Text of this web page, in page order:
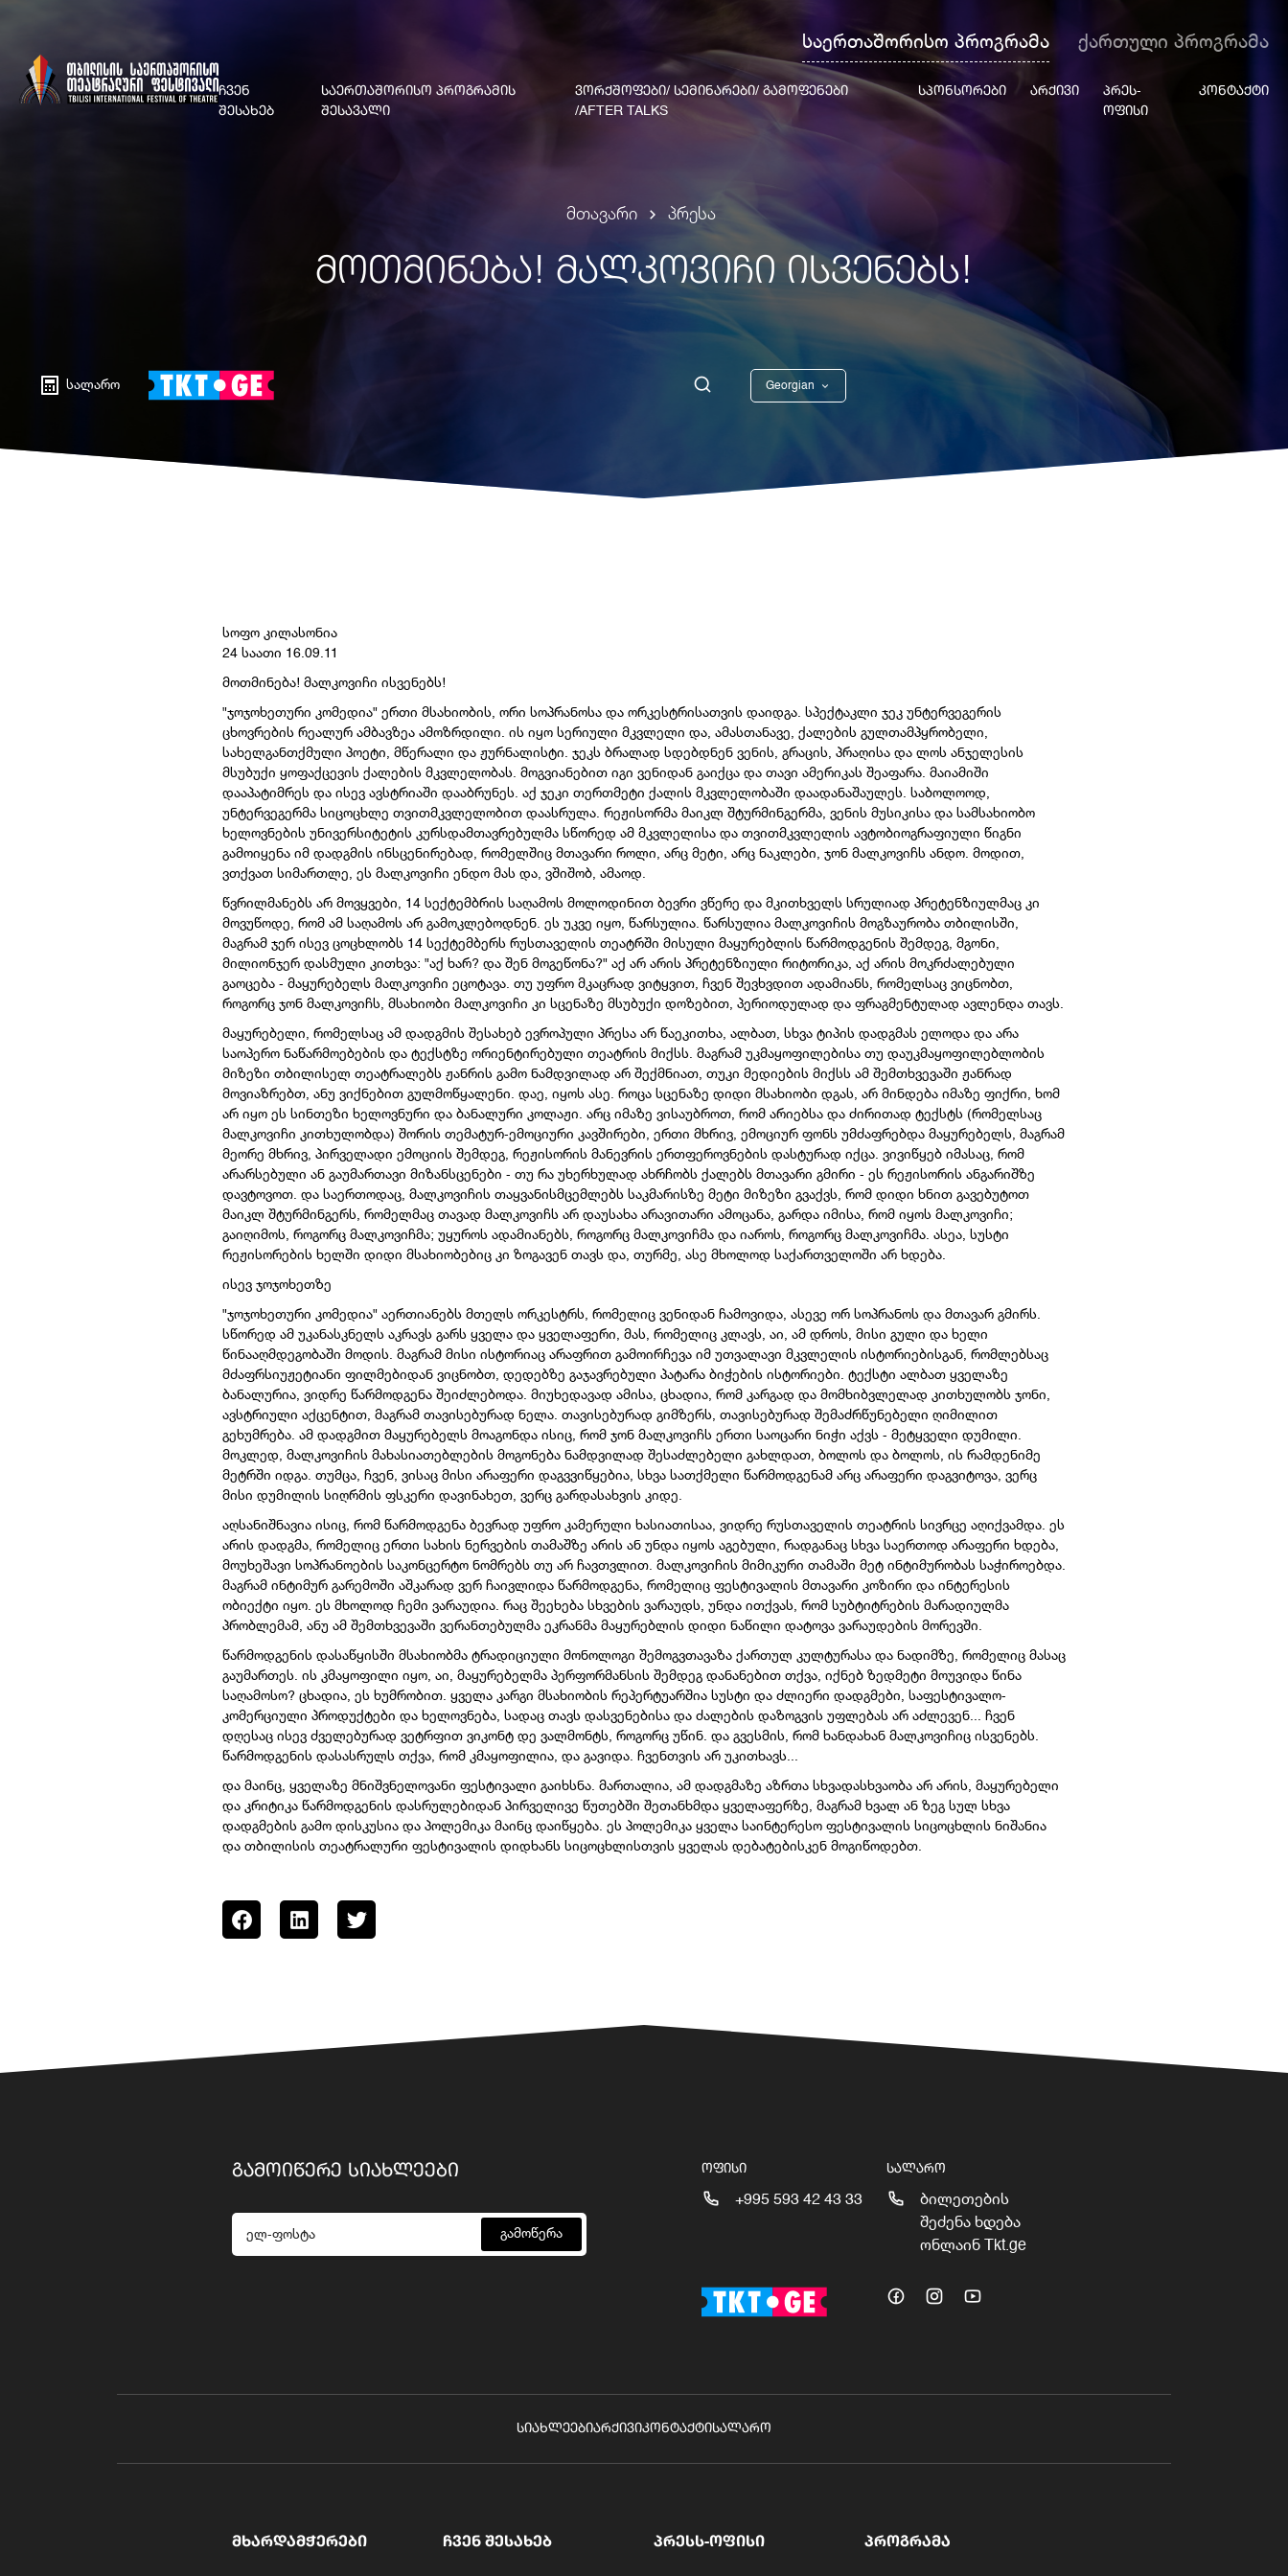
საერთაშორისო პროგრამა ქართული პროგრამა
ᲩᲕᲔᲜ
ᲨᲔᲡᲐᲮᲔᲑ
ᲡᲐᲔᲠᲗᲐᲨᲝᲠᲘᲡᲝ ᲞᲠᲝᲒᲠᲐᲛᲘᲡ
ᲨᲔᲡᲐᲕᲐᲚᲘ
ᲕᲝᲠᲥᲨᲝᲤᲔᲑᲘ/ ᲡᲔᲛᲘᲜᲐᲠᲔᲑᲘ/ ᲒᲐᲛᲝᲤᲔᲜᲔᲑᲘ
/AFTER TALKS
ᲡᲞᲝᲜᲡᲝᲠᲔᲑᲘ ᲐᲠᲥᲘᲕᲘ
ᲞᲠᲔᲡ-
ᲝᲤᲘᲡᲘ
ᲙᲝᲜᲢᲐᲥᲢᲘ
მთავარი პრესა
ᲛᲝᲗᲛᲘᲜᲔᲑᲐ! ᲛᲐᲚᲙᲝᲕᲘᲩᲘ ᲘᲡᲕᲔᲜᲔᲑᲡ!
სალარო Georgian
სოფო კილასონია
24 საათი 16.09.11
მოთმინება! მალკოვიჩი ისვენებს!
"ჯოჯოხეთური კომედია" ერთი მსახიობის, ორი სოპრანოსა და ორკესტრისათვის დაიდგა. სპექტაკლი ჯეკ უნტერვეგერის
ცხოვრების რეალურ ამბავზეა ამოზრდილი. ის იყო სერიული მკვლელი და, ამასთანავე, ქალების გულთამპყრობელი,
სახელგანთქმული პოეტი, მწერალი და ჟურნალისტი. ჯეკს ბრალად სდებდნენ ვენის, გრაცის, პრაღისა და ლოს ანჯელესის
მსუბუქი ყოფაქცევის ქალების მკვლელობას. მოგვიანებით იგი ვენიდან გაიქცა და თავი ამერიკას შეაფარა. მაიამიში
დააპატიმრეს და ისევ ავსტრიაში დააბრუნეს. აქ ჯეკი თერთმეტი ქალის მკვლელობაში დაადანაშაულეს. საბოლოოდ,
უნტერვეგერმა სიცოცხლე თვითმკვლელობით დაასრულა. რეჟისორმა მაიკლ შტურმინგერმა, ვენის მუსიკისა და სამსახიობო
ხელოვნების უნივერსიტეტის კურსდამთავრებულმა სწორედ ამ მკვლელისა და თვითმკვლელის ავტობიოგრაფიული წიგნი
გამოიყენა იმ დადგმის ინსცენირებად, რომელშიც მთავარი როლი, არც მეტი, არც ნაკლები, ჯონ მალკოვიჩს ანდო. მოდით,
ვთქვათ სიმართლე, ეს მალკოვიჩი ენდო მას და, ვშიშობ, ამაოდ.
წვრილმანებს არ მოვყვები, 14 სექტემბრის საღამოს მოლოდინით ბევრი ვწერე და მკითხველს სრულიად პრეტენზიულმაც კი
მოვუწოდე, რომ ამ საღამოს არ გამოკლებოდნენ. ეს უკვე იყო, წარსულია. წარსულია მალკოვიჩის მოგზაურობა თბილისში,
მაგრამ ჯერ ისევ ცოცხლობს 14 სექტემბერს რუსთაველის თეატრში მისული მაყურებლის წარმოდგენის შემდეგ, მგონი,
მილიონჯერ დასმული კითხვა: "აქ ხარ? და შენ მოგეწონა?" აქ არ არის პრეტენზიული რიტორიკა, აქ არის მოკრძალებული
გაოცება - მაყურებელს მალკოვიჩი ეცოტავა. თუ უფრო მკაცრად ვიტყვით, ჩვენ შევხვდით ადამიანს, რომელსაც ვიცნობთ,
როგორც ჯონ მალკოვიჩს, მსახიობი მალკოვიჩი კი სცენაზე მსუბუქი დოზებით, პერიოდულად და ფრაგმენტულად ავლენდა თავს.
მაყურებელი, რომელსაც ამ დადგმის შესახებ ევროპული პრესა არ წაეკითხა, ალბათ, სხვა ტიპის დადგმას ელოდა და არა
საოპერო ნაწარმოებების და ტექსტზე ორიენტირებული თეატრის მიქსს. მაგრამ უკმაყოფილებისა თუ დაუკმაყოფილებლობის
მიზეზი თბილისელ თეატრალებს ჟანრის გამო ნამდვილად არ შექმნიათ, თუკი მედიების მიქსს ამ შემთხვევაში ჟანრად
მოვიაზრებთ, ანუ ვიქნებით გულმოწყალენი. დაე, იყოს ასე. როცა სცენაზე დიდი მსახიობი დგას, არ მინდება იმაზე ფიქრი, ხომ
არ იყო ეს სინთეზი ხელოვნური და ბანალური კოლაჟი. არც იმაზე ვისაუბროთ, რომ არიებსა და ძირითად ტექსტს (რომელსაც
მალკოვიჩი კითხულობდა) შორის თემატურ-ემოციური კავშირები, ერთი მხრივ, ემოციურ ფონს უმძაფრებდა მაყურებელს, მაგრამ
მეორე მხრივ, პირველადი ემოციის შემდეგ, რეჟისორის მანევრის ერთფეროვნების დასტურად იქცა. ვივიწყებ იმასაც, რომ
არარსებული ან გაუმართავი მიზანსცენები - თუ რა უხერხულად ახრჩობს ქალებს მთავარი გმირი - ეს რეჟისორის ანგარიშზე
დავტოვოთ. და საერთოდაც, მალკოვიჩის თაყვანისმცემლებს საკმარისზე მეტი მიზეზი გვაქვს, რომ დიდი ხნით გავებუტოთ
მაიკლ შტურმინგერს, რომელმაც თავად მალკოვიჩს არ დაუსახა არავითარი ამოცანა, გარდა იმისა, რომ იყოს მალკოვიჩი;
გაიღიმოს, როგორც მალკოვიჩმა; უყუროს ადამიანებს, როგორც მალკოვიჩმა და იაროს, როგორც მალკოვიჩმა. ასეა, სუსტი
რეჟისორების ხელში დიდი მსახიობებიც კი ზოგავენ თავს და, თურმე, ასე მხოლოდ საქართველოში არ ხდება.
ისევ ჯოჯოხეთზე
"ჯოჯოხეთური კომედია" აერთიანებს მთელს ორკესტრს, რომელიც ვენიდან ჩამოვიდა, ასევე ორ სოპრანოს და მთავარ გმირს.
სწორედ ამ უკანასკნელს აკრავს გარს ყველა და ყველაფერი, მას, რომელიც კლავს, აი, ამ დროს, მისი გული და ხელი
წინააღმდეგობაში მოდის. მაგრამ მისი ისტორიაც არაფრით გამოირჩევა იმ უთვალავი მკვლელის ისტორიებისგან, რომლებსაც
მძაფრსიუჟეტიანი ფილმებიდან ვიცნობთ, დედებზე გაჯავრებული პატარა ბიჭების ისტორიები. ტექსტი ალბათ ყველაზე
ბანალურია, ვიდრე წარმოდგენა შეიძლებოდა. მიუხედავად ამისა, ცხადია, რომ კარგად და მომხიბვლელად კითხულობს ჯონი,
ავსტრიული აქცენტით, მაგრამ თავისებურად ნელა. თავისებურად გიმზერს, თავისებურად შემაძრწუნებელი ღიმილით
გეხუმრება. ამ დადგმით მაყურებელს მოაგონდა ისიც, რომ ჯონ მალკოვიჩს ერთი საოცარი ნიჭი აქვს - მეტყველი დუმილი.
მოკლედ, მალკოვიჩის მახასიათებლების მოგონება ნამდვილად შესაძლებელი გახლდათ, ბოლოს და ბოლოს, ის რამდენიმე
მეტრში იდგა. თუმცა, ჩვენ, ვისაც მისი არაფერი დაგვვიწყებია, სხვა სათქმელი წარმოდგენამ არც არაფერი დაგვიტოვა, ვერც
მისი დუმილის სიღრმის ფსკერი დავინახეთ, ვერც გარდასახვის კიდე.
აღსანიშნავია ისიც, რომ წარმოდგენა ბევრად უფრო კამერული ხასიათისაა, ვიდრე რუსთაველის თეატრის სივრცე აღიქვამდა. ეს
არის დადგმა, რომელიც ერთი სახის ნერვების თამაშზე არის ან უნდა იყოს აგებული, რადგანაც სხვა საერთოდ არაფერი ხდება,
მოუხეშავი სოპრანოების საკონცერტო ნომრებს თუ არ ჩავთვლით. მალკოვიჩის მიმიკური თამაში მეტ ინტიმურობას საჭიროებდა.
მაგრამ ინტიმურ გარემოში აშკარად ვერ ჩაივლიდა წარმოდგენა, რომელიც ფესტივალის მთავარი კოზირი და ინტერესის
ობიექტი იყო. ეს მხოლოდ ჩემი ვარაუდია. რაც შეეხება სხვების ვარაუდს, უნდა ითქვას, რომ სუბტიტრების მარადიულმა
პრობლემამ, ანუ ამ შემთხვევაში ვერანთებულმა ეკრანმა მაყურებლის დიდი ნაწილი დატოვა ვარაუდების მორევში.
წარმოდგენის დასაწყისში მსახიობმა ტრადიციული მონოლოგი შემოგვთავაზა ქართულ კულტურასა და ნადიმზე, რომელიც მასაც
გაუმართეს. ის კმაყოფილი იყო, აი, მაყურებელმა პერფორმანსის შემდეგ დანანებით თქვა, იქნებ ზედმეტი მოუვიდა წინა
საღამოსო? ცხადია, ეს ხუმრობით. ყველა კარგი მსახიობის რეპერტუარშია სუსტი და ძლიერი დადგმები, საფესტივალო-
კომერციული პროდუქტები და ხელოვნება, სადაც თავს დასვენებისა და ძალების დაზოგვის უფლებას არ აძლევენ... ჩვენ
დღესაც ისევ ძველებურად ვეტრფით ვიკონტ დე ვალმონტს, როგორც უწინ. და გვესმის, რომ ხანდახან მალკოვიჩიც ისვენებს.
წარმოდგენის დასასრულს თქვა, რომ კმაყოფილია, და გავიდა. ჩვენთვის არ უკითხავს...
და მაინც, ყველაზე მნიშვნელოვანი ფესტივალი გაიხსნა. მართალია, ამ დადგმაზე აზრთა სხვადასხვაობა არ არის, მაყურებელი
და კრიტიკა წარმოდგენის დასრულებიდან პირველივე წუთებში შეთანხმდა ყველაფერზე, მაგრამ ხვალ ან ზეგ სულ სხვა
დადგმების გამო დისკუსია და პოლემიკა მაინც დაიწყება. ეს პოლემიკა ყველა საინტერესო ფესტივალის სიცოცხლის ნიშანია
და თბილისის თეატრალური ფესტივალის დიდხანს სიცოცხლისთვის ყველას დებატებისკენ მოგიწოდებთ.
ᲒᲐᲛᲝᲘᲬᲔᲠᲔ ᲡᲘᲐᲮᲚᲔᲔᲑᲘ
გამოწერა
ᲝᲤᲘᲡᲘ
+995 593 42 43 33
ᲡᲐᲚᲐᲠᲝ
ბილეთების
შეძენა ხდება
ონლაინ Tkt.ge
ᲡᲘᲐᲮᲚᲔᲔᲑᲘᲐᲠᲥᲘᲕᲘᲙᲝᲜᲢᲐᲥᲢᲘᲡᲐᲚᲐᲠᲝ
ᲛᲮᲐᲠᲓᲐᲛᲭᲔᲠᲔᲑᲘ ᲩᲕᲔᲜ ᲨᲔᲡᲐᲮᲔᲑ ᲞᲠᲔᲡᲡ-ᲝᲤᲘᲡᲘ ᲞᲠᲝᲒᲠᲐᲛᲐ